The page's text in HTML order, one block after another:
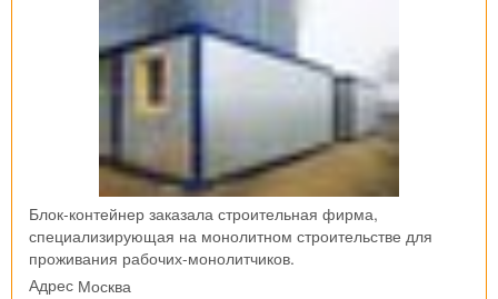
Блок-контейнер заказала строительная фирма,
специализирующая на монолитном строительстве для
проживания рабочих-монолитчиков.
Адрес Москва